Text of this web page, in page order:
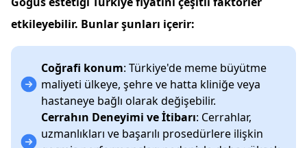
etkileyebilir. Bunlar şunları içerir:
Coğrafi konum: Türkiye'de meme büyütme
maliyeti ülkeye, şehre ve hatta kliniğe veya
hastaneye bağlı olarak değişebilir.
Cerrahın Deneyimi ve İtibarı: Cerrahlar,
uzmanlıkları ve başarılı prosedürlere ilişkin